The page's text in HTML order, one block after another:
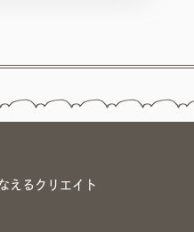
えるクリエイト